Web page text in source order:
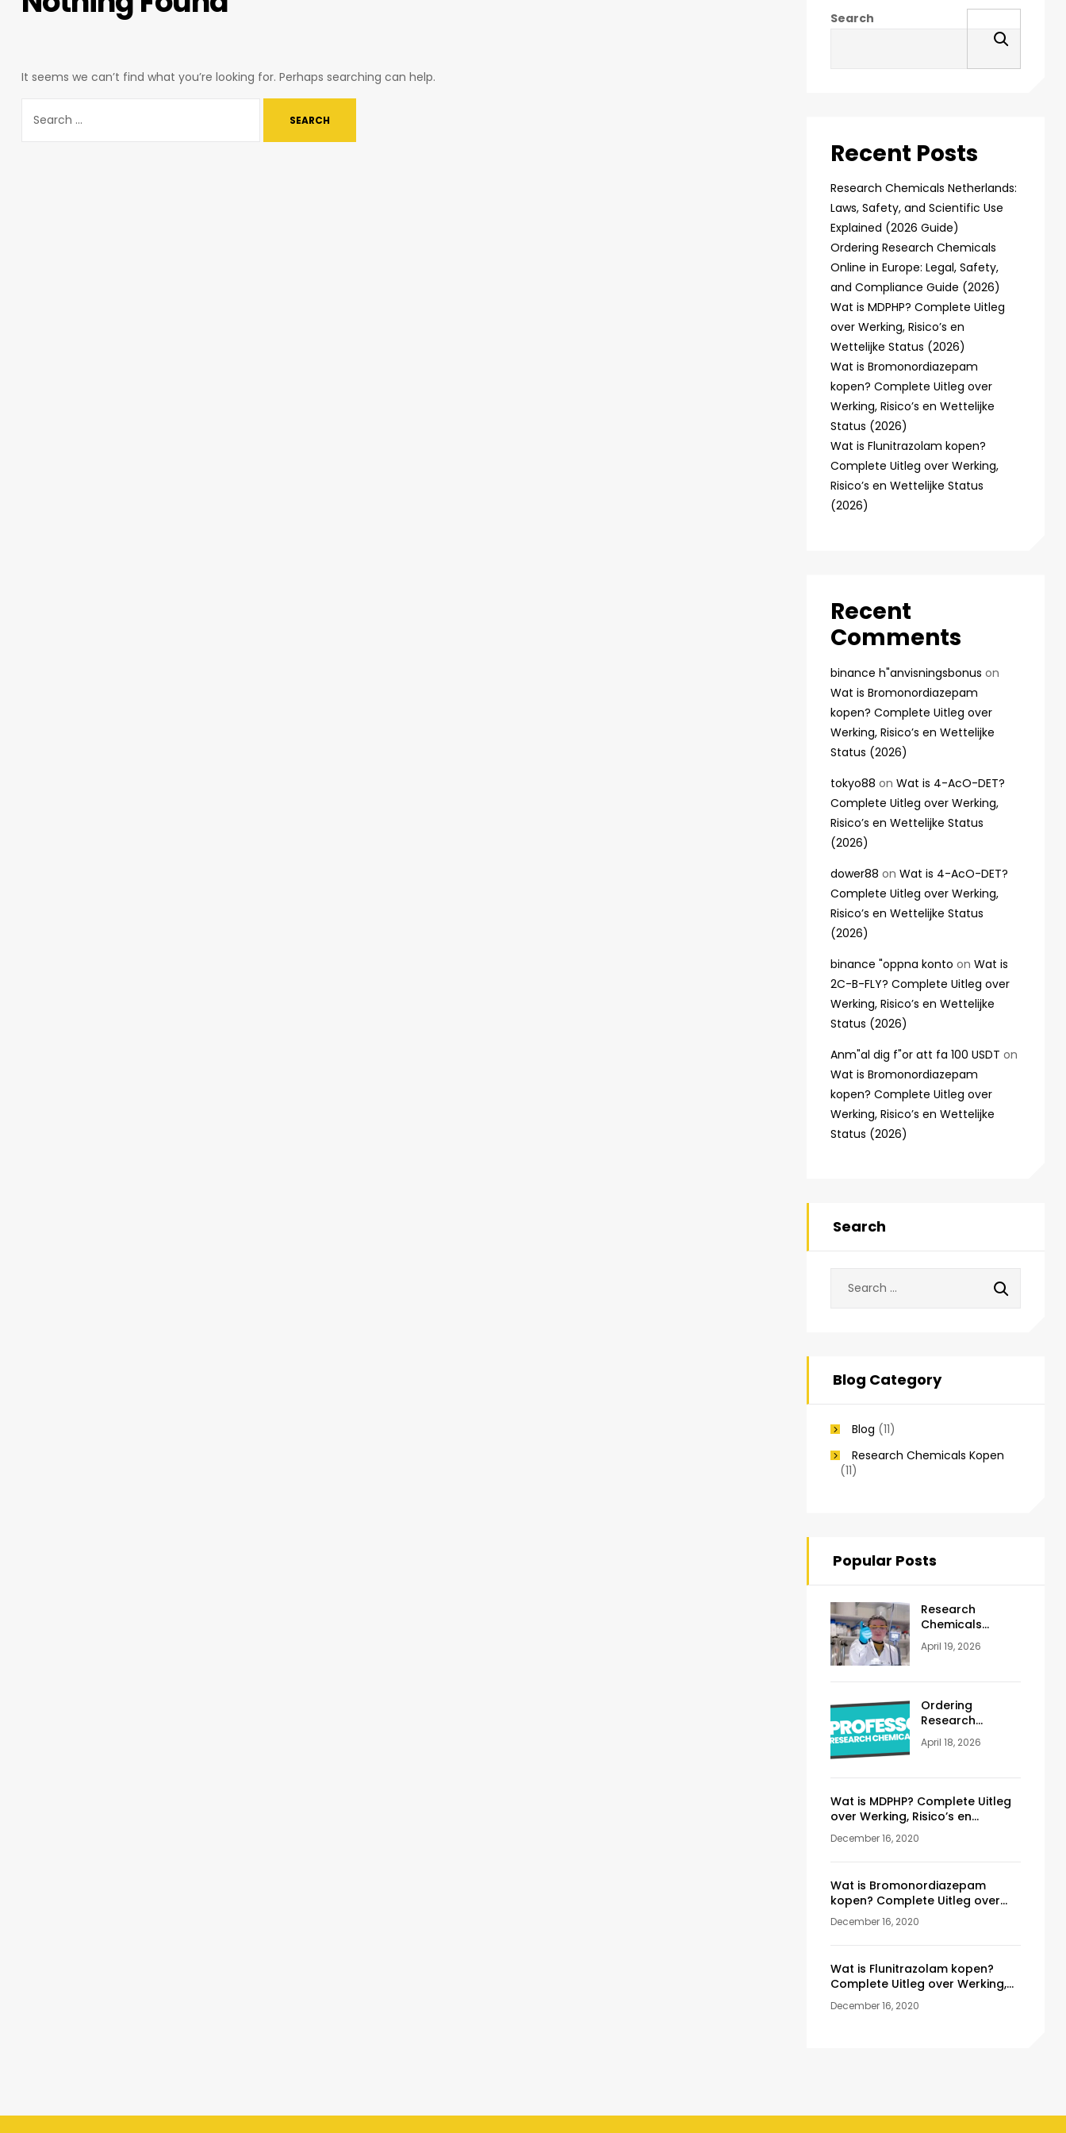
It seems we can’t find what you’re looking for. Perhaps searching can help.
Search
Recent Posts
Research Chemicals Netherlands:
Laws, Safety, and Scientific Use
Explained (2026 Guide)
Ordering Research Chemicals
Online in Europe: Legal, Safety,
and Compliance Guide (2026)
Wat is MDPHP? Complete Uitleg
over Werking, Risico’s en
Wettelijke Status (2026)
Wat is Bromonordiazepam
kopen? Complete Uitleg over
Werking, Risico’s en Wettelijke
Status (2026)
Wat is Flunitrazolam kopen?
Complete Uitleg over Werking,
Risico’s en Wettelijke Status
(2026)
Recent
Comments
binance h"anvisningsbonus on
Wat is Bromonordiazepam
kopen? Complete Uitleg over
Werking, Risico’s en Wettelijke
Status (2026)
tokyo88 on Wat is 4-AcO-DET?
Complete Uitleg over Werking,
Risico’s en Wettelijke Status
(2026)
dower88 on Wat is 4-AcO-DET?
Complete Uitleg over Werking,
Risico’s en Wettelijke Status
(2026)
binance "oppna konto on Wat is
2C-B-FLY? Complete Uitleg over
Werking, Risico’s en Wettelijke
Status (2026)
Anm"al dig f"or att fa 100 USDT on
Wat is Bromonordiazepam
kopen? Complete Uitleg over
Werking, Risico’s en Wettelijke
Status (2026)
Search
Blog Category
Blog (11)
Research Chemicals Kopen
(11)
Popular Posts
Research
Chemicals
Netherlands:
Laws, Safety, and
Guide)
April 19, 2026
Ordering
Research
Chemicals
Online in Europe:
Guide (2026)
April 18, 2026
Wat is MDPHP? Complete Uitleg
over Werking, Risico’s en
Wettelijke Status (2026)
December 16, 2020
Wat is Bromonordiazepam
kopen? Complete Uitleg over
Werking, Risico’s en Wettelijke
Status (2026)
December 16, 2020
Wat is Flunitrazolam kopen?
Complete Uitleg over Werking,
Risico’s en Wettelijke Status
(2026)
December 16, 2020